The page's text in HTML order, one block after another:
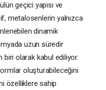
geçici yapısı ve
metalosenlerin yalnızca
dinamik
uzun süredir
biri olarak kabul ediliyor.
oluşturabileceğini
özelliklere sahip